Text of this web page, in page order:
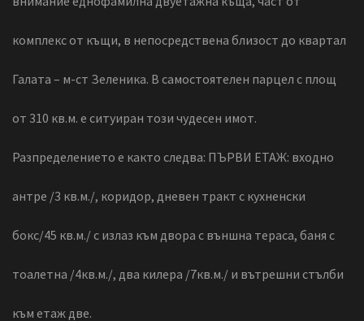
комплекс от къщи, в непосредствена близост до квартал
Галата – м-ст Зеленика. В самостоятелен парцел с площ
от 310 кв.м. е ситуиран този чудесен имот.
Разпределението е както следва: ПЪРВИ ЕТАЖ: входно
антре /3 кв.м./, коридор, дневен тракт с кухненски
бокс/45 кв.м./ с излаз към двора с външна тераса, баня с
тоалетна /4кв.м./, два килера /7кв.м./ и вътрешни стълби
към етаж две.